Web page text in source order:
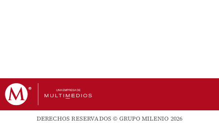
DERECHOS RESERVADOS © GRUPO MILENIO 2026